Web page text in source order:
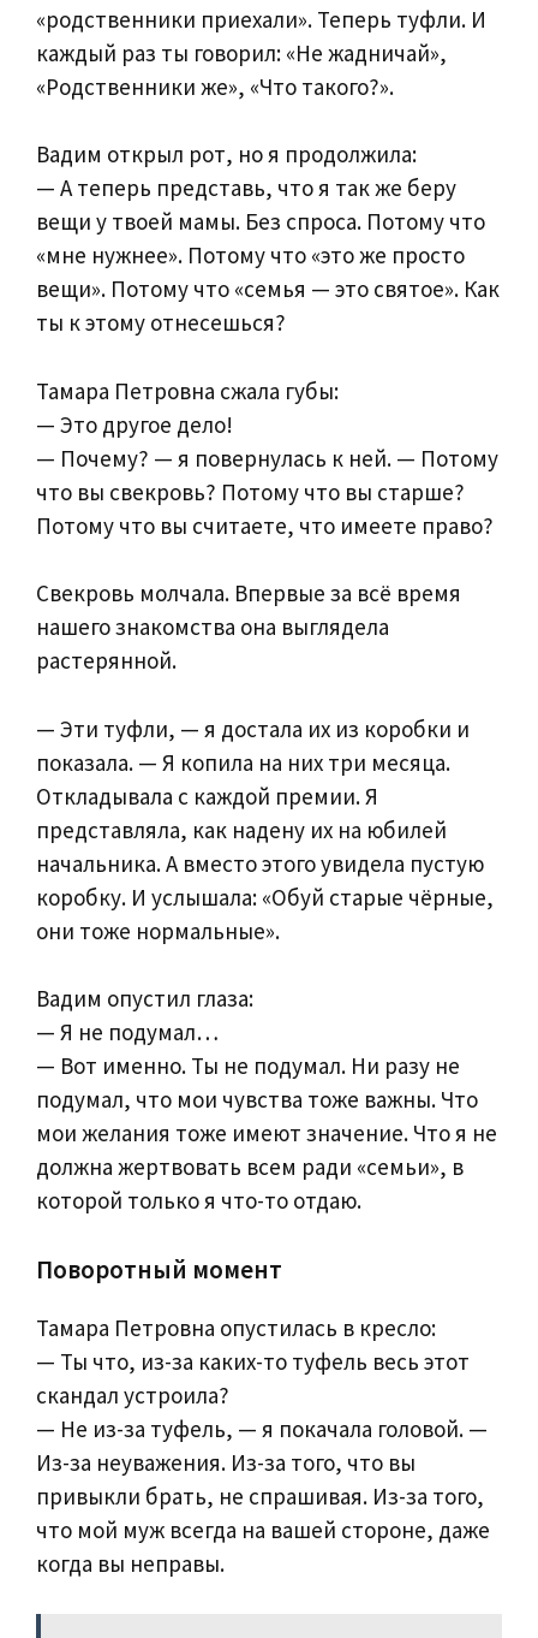
«родственники приехали». Теперь туфли. И
каждый раз ты говорил: «Не жадничай»,
«Родственники же», «Что такого?».
Вадим открыл рот, но я продолжила:
— А теперь представь, что я так же беру
вещи у твоей мамы. Без спроса. Потому что
«мне нужнее». Потому что «это же просто
вещи». Потому что «семья — это святое». Как
ты к этому отнесешься?
Тамара Петровна сжала губы:
— Это другое дело!
— Почему? — я повернулась к ней. — Потому
что вы свекровь? Потому что вы старше?
Потому что вы считаете, что имеете право?
Свекровь молчала. Впервые за всё время
нашего знакомства она выглядела
растерянной.
— Эти туфли, — я достала их из коробки и
показала. — Я копила на них три месяца.
Откладывала с каждой премии. Я
представляла, как надену их на юбилей
начальника. А вместо этого увидела пустую
коробку. И услышала: «Обуй старые чёрные,
они тоже нормальные».
Вадим опустил глаза:
— Я не подумал…
— Вот именно. Ты не подумал. Ни разу не
подумал, что мои чувства тоже важны. Что
мои желания тоже имеют значение. Что я не
должна жертвовать всем ради «семьи», в
которой только я что-то отдаю.
Поворотный момент
Тамара Петровна опустилась в кресло:
— Ты что, из-за каких-то туфель весь этот
скандал устроила?
— Не из-за туфель, — я покачала головой. —
Из-за неуважения. Из-за того, что вы
привыкли брать, не спрашивая. Из-за того,
что мой муж всегда на вашей стороне, даже
когда вы неправы.